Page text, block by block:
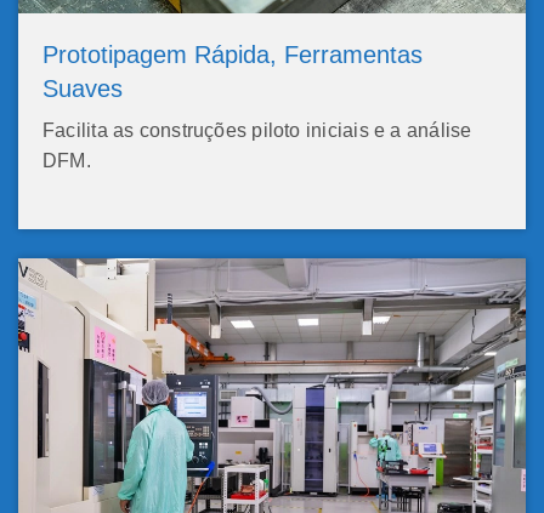
Prototipagem Rápida, Ferramentas
Suaves
Facilita as construções piloto iniciais e a análise
DFM.